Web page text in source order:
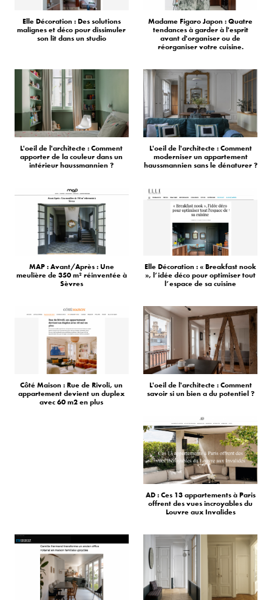
Elle Décoration : Des solutions
malignes et déco pour dissimuler
son lit dans un studio
Madame Figaro Japon : Quatre
tendances à garder à l'esprit
avant d'organiser ou de
réorganiser votre cuisine.
L'oeil de l'architecte : Comment
apporter de la couleur dans un
intérieur haussmannien ?
L'oeil de l'architecte : Comment
moderniser un appartement
haussmannien sans le dénaturer ?
MAP : Avant/Après : Une
meulière de 350 m² réinventée à
Sèvres
Elle Décoration : « Breakfast nook
», l’idée déco pour optimiser tout
l’espace de sa cuisine
Côté Maison : Rue de Rivoli, un
appartement devient un duplex
avec 60 m2 en plus
L'oeil de l'architecte : Comment
savoir si un bien a du potentiel ?
AD : Ces 13 appartements à Paris
offrent des vues incroyables du
Louvre aux Invalides